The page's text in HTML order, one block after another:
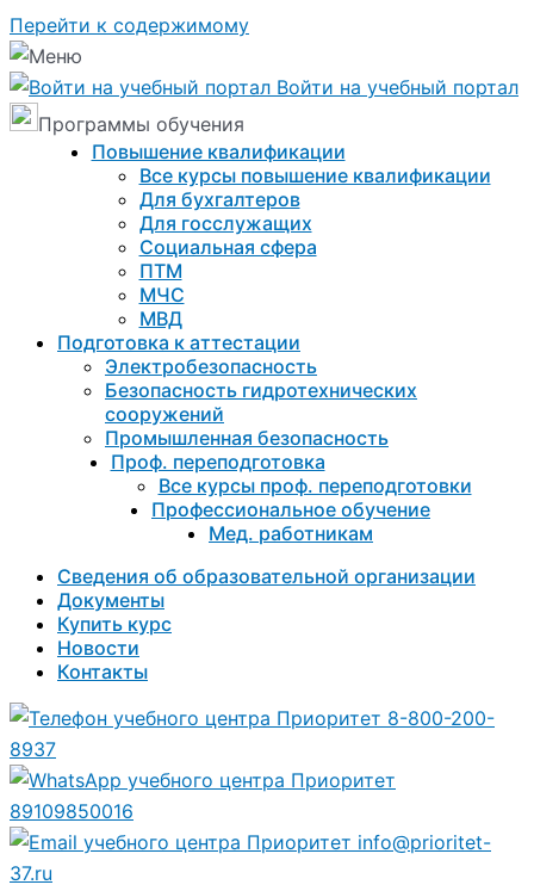
Перейти к содержимому
Войти на учебный портал
Программы обучения
Повышение квалификации
Все курсы повышение квалификации
Для бухгалтеров
Для госслужащих
Социальная сфера
ПТМ
МЧС
МВД
Подготовка к aттестации
Электробезопасность
Безопасность гидротехнических
сооружений
Промышленная безопасность
Проф. переподготовка
Все курсы проф. переподготовки
Профессиональное обучение
Мед. работникам
Сведения об образовательной организации
Документы
Купить курс
Новости
Контакты
8-800-200-
8937
89109850016
info@prioritet-
37.ru